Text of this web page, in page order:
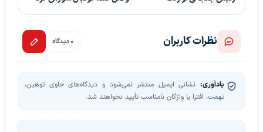
نظرات کاربران 0 دیدگاه
یادآوری: نشانی ایمیل منتشر نمی‌شود و دیدگاه‌های حاوی توهین،
تهمت، افترا یا واژگان نامناسب تأیید نخواهند شد.